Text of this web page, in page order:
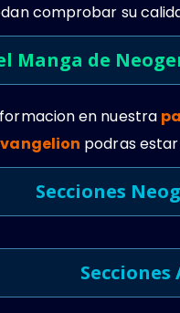
comprobar su
Manga de
en nuestra
podras
Secciones